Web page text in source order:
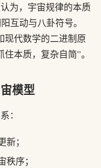
为，宇宙规律的本质
互动与八卦符号。
现代数学的二进制原
本质，复杂自简”。
模型
：
；
序；